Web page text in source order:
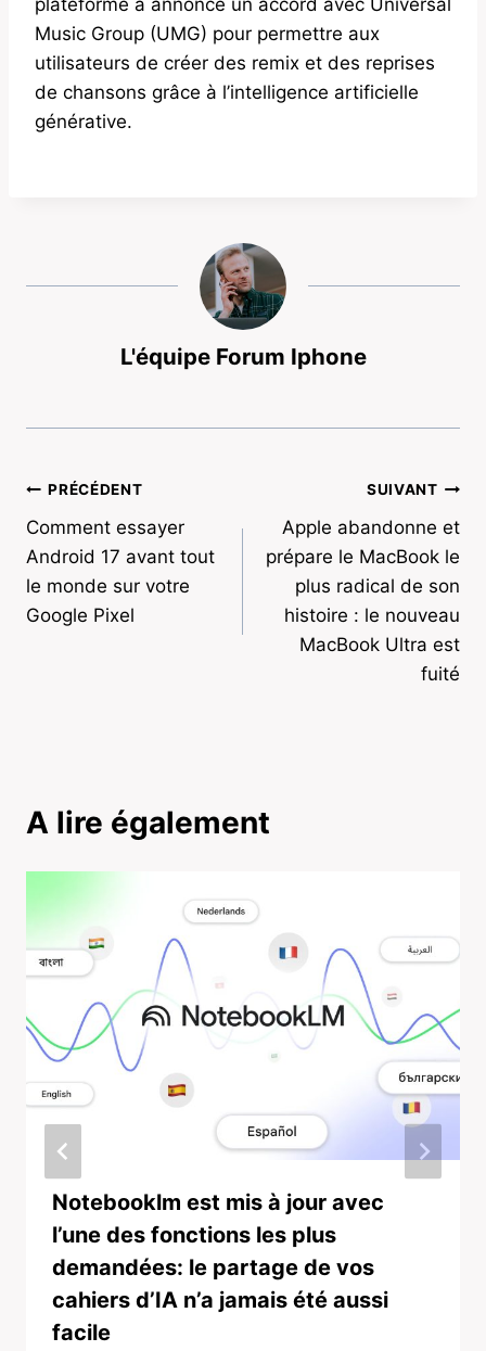
Music Group (UMG) pour permettre aux
utilisateurs de créer des remix et des reprises
de chansons grâce à l’intelligence artificielle
générative.
L'équipe Forum Iphone
Navigation
de
l’article
PRÉCÉDENT
Comment essayer
Android 17 avant tout
le monde sur votre
Google Pixel
SUIVANT
Apple abandonne et
prépare le MacBook le
plus radical de son
histoire : le nouveau
MacBook Ultra est
fuité
A lire également
Notebooklm est mis à jour avec
l’une des fonctions les plus
demandées: le partage de vos
cahiers d’IA n’a jamais été aussi
facile